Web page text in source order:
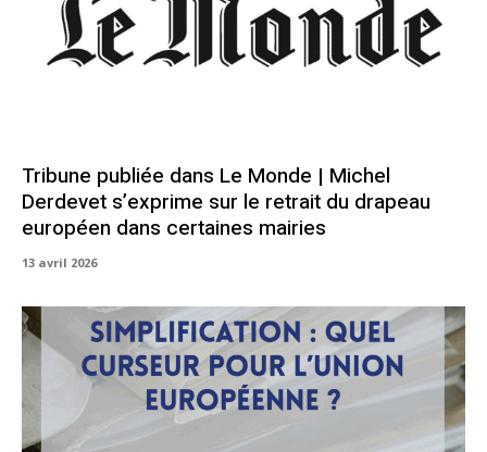
Tribune publiée dans Le Monde | Michel
Derdevet s’exprime sur le retrait du drapeau
européen dans certaines mairies
13 avril 2026